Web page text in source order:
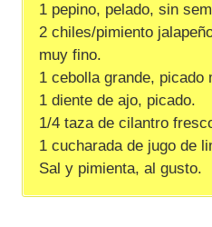
1 pepino, pelado, sin
2 chiles/pimiento
muy fino.
1 cebolla grande, picado
1 diente de ajo, picado.
1/4 taza de cilantro
1 cucharada de jugo de
Sal y pimienta, al gusto.